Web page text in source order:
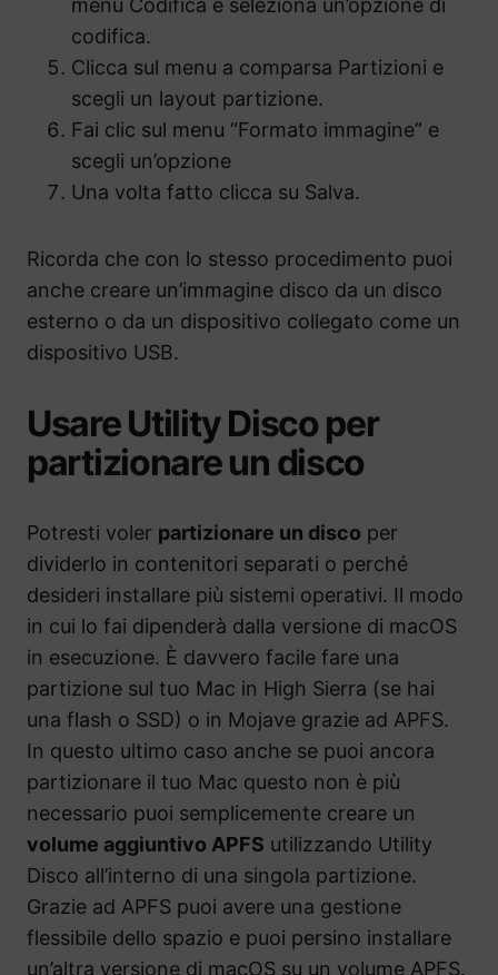
menu Codifica e seleziona un’opzione di
codifica.
Clicca sul menu a comparsa Partizioni e
scegli un layout partizione.
Fai clic sul menu “Formato immagine” e
scegli un’opzione
Una volta fatto clicca su Salva.
Ricorda che con lo stesso procedimento puoi
anche creare un’immagine disco da un disco
esterno o da un dispositivo collegato come un
dispositivo USB.
Usare Utility Disco per
partizionare un disco
Potresti voler partizionare un disco per
dividerlo in contenitori separati o perché
desideri installare più sistemi operativi. Il modo
in cui lo fai dipenderà dalla versione di macOS
in esecuzione. È davvero facile fare una
partizione sul tuo Mac in High Sierra (se hai
una flash o SSD) o in Mojave grazie ad APFS.
In questo ultimo caso anche se puoi ancora
partizionare il tuo Mac questo non è più
necessario puoi semplicemente creare un
volume aggiuntivo APFS utilizzando Utility
Disco all’interno di una singola partizione.
Grazie ad APFS puoi avere una gestione
flessibile dello spazio e puoi persino installare
un’altra versione di macOS su un volume APFS.